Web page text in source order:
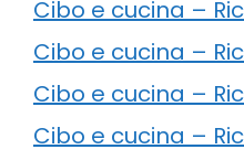
Cibo e cucina –
Cibo e cucina –
Cibo e cucina –
Cibo e cucina –